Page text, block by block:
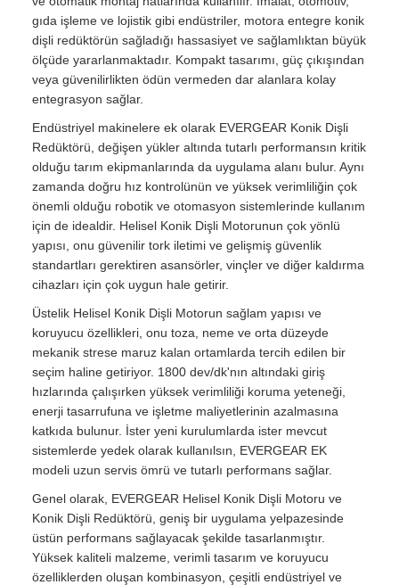
gıda işleme ve lojistik gibi endüstriler, motora entegre konik
dişli redüktörün sağladığı hassasiyet ve sağlamlıktan büyük
ölçüde yararlanmaktadır. Kompakt tasarımı, güç çıkışından
veya güvenilirlikten ödün vermeden dar alanlara kolay
entegrasyon sağlar.
Endüstriyel makinelere ek olarak EVERGEAR Konik Dişli
Redüktörü, değişen yükler altında tutarlı performansın kritik
olduğu tarım ekipmanlarında da uygulama alanı bulur. Aynı
zamanda doğru hız kontrolünün ve yüksek verimliliğin çok
önemli olduğu robotik ve otomasyon sistemlerinde kullanım
için de idealdir. Helisel Konik Dişli Motorunun çok yönlü
yapısı, onu güvenilir tork iletimi ve gelişmiş güvenlik
standartları gerektiren asansörler, vinçler ve diğer kaldırma
cihazları için çok uygun hale getirir.
Üstelik Helisel Konik Dişli Motorun sağlam yapısı ve
koruyucu özellikleri, onu toza, neme ve orta düzeyde
mekanik strese maruz kalan ortamlarda tercih edilen bir
seçim haline getiriyor. 1800 dev/dk'nın altındaki giriş
hızlarında çalışırken yüksek verimliliği koruma yeteneği,
enerji tasarrufuna ve işletme maliyetlerinin azalmasına
katkıda bulunur. İster yeni kurulumlarda ister mevcut
sistemlerde yedek olarak kullanılsın, EVERGEAR EK
modeli uzun servis ömrü ve tutarlı performans sağlar.
Genel olarak, EVERGEAR Helisel Konik Dişli Motoru ve
Konik Dişli Redüktörü, geniş bir uygulama yelpazesinde
üstün performans sağlayacak şekilde tasarlanmıştır.
Yüksek kaliteli malzeme, verimli tasarım ve koruyucu
özelliklerden oluşan kombinasyon, çeşitli endüstriyel ve